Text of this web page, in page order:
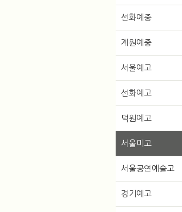
선화예중
계원예중
서울예고
선화예고
덕원예고
서울미고
서울공연예술고
경기예고